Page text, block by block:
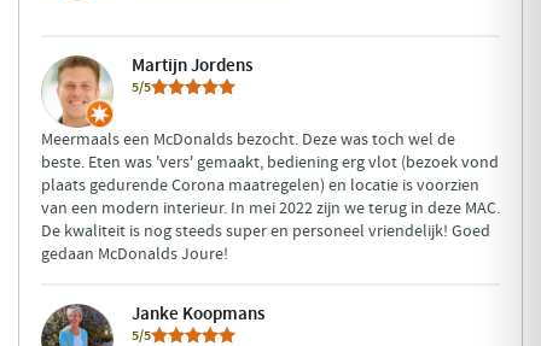
Martijn Jordens
5/5
Meermaals een McDonalds bezocht. Deze was toch wel de
beste. Eten was 'vers' gemaakt, bediening erg vlot (bezoek vond
plaats gedurende Corona maatregelen) en locatie is voorzien
van een modern interieur. In mei 2022 zijn we terug in deze MAC.
De kwaliteit is nog steeds super en personeel vriendelijk! Goed
gedaan McDonalds Joure!
Janke Koopmans
5/5